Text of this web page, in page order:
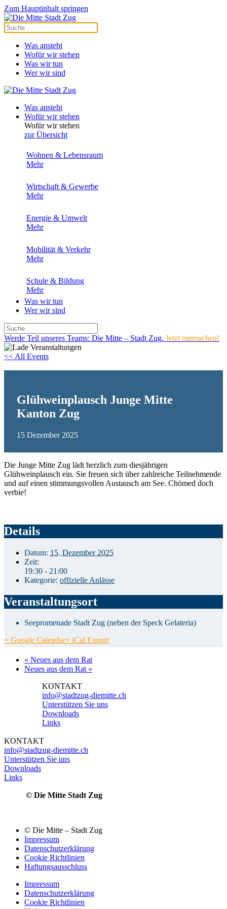
Zum Hauptinhalt springen
Was ansteht
Wofür wir stehen
Was wir tun
Wer wir sind
Was ansteht
Wofür wir stehen
Wofür wir stehen
zur Übersicht
Wohnen & Lebensraum
Mehr
Wirtschaft & Gewerbe
Mehr
Energie & Umwelt
Mehr
Mobilität & Verkehr
Mehr
Schule & Bildung
Mehr
Was wir tun
Wer wir sind
Werde Teil unseres Teams: Die Mitte – Stadt Zug. Jetzt mitmachen!
<< All Events
Glühweinplausch Junge Mitte
Kanton Zug
15 Dezember 2025
Die Junge Mitte Zug lädt herzlich zum diesjährigen
Glühweinplausch ein. Sie freuen sich über zahlreiche Teilnehmende
und auf einen stimmungsvollen Austausch am See. Chömed doch
verbie!
Details
Datum: 15. Dezember 2025
Zeit:
19:30 - 21:00
Kategorie: offizielle Anlässe
Veranstaltungsort
Seepromenade Stadt Zug (neben der Speck Gelateria)
+ Google Calendar+ iCal Export
« Neues aus dem Rat
Neues aus dem Rat »
KONTAKT
info@stadtzug-diemitte.ch
Unterstützen Sie uns
Downloads
Links
KONTAKT
info@stadtzug-diemitte.ch
Unterstützen Sie uns
Downloads
Links
© Die Mitte Stadt Zug
© Die Mitte – Stadt Zug
Impressum
Datenschutzerklärung
Cookie Richtlinien
Haftungsausschluss
Impressum
Datenschutzerklärung
Cookie Richtlinien